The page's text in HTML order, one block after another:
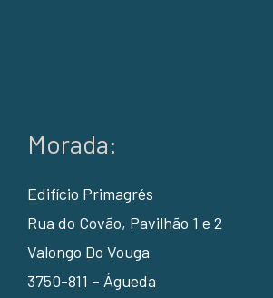
Morada:
Edifício Primagrés
Rua do Covão, Pavilhão 1 e 2
Valongo Do Vouga
3750-811 – Águeda